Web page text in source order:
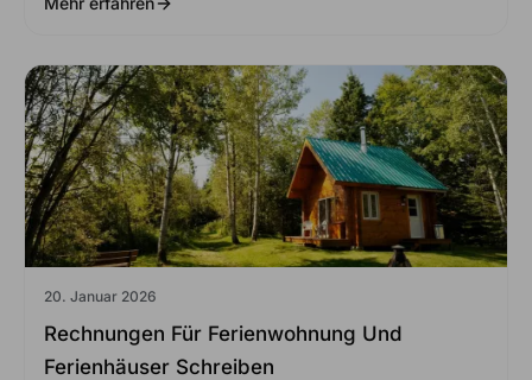
20. Januar 2026
Rechnungen Für Ferienwohnung Und
Ferienhäuser Schreiben